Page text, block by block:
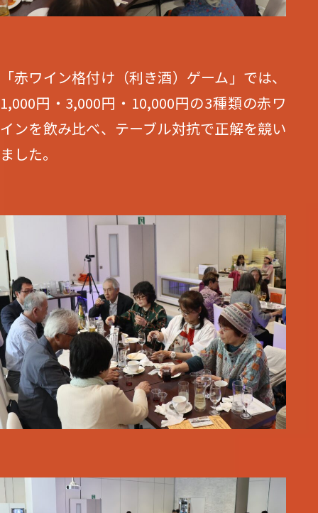
「赤ワイン格付け（利き酒）ゲーム」では、
1,000円・3,000円・10,000円の3種類の赤ワ
インを飲み比べ、テーブル対抗で正解を競い
ました。